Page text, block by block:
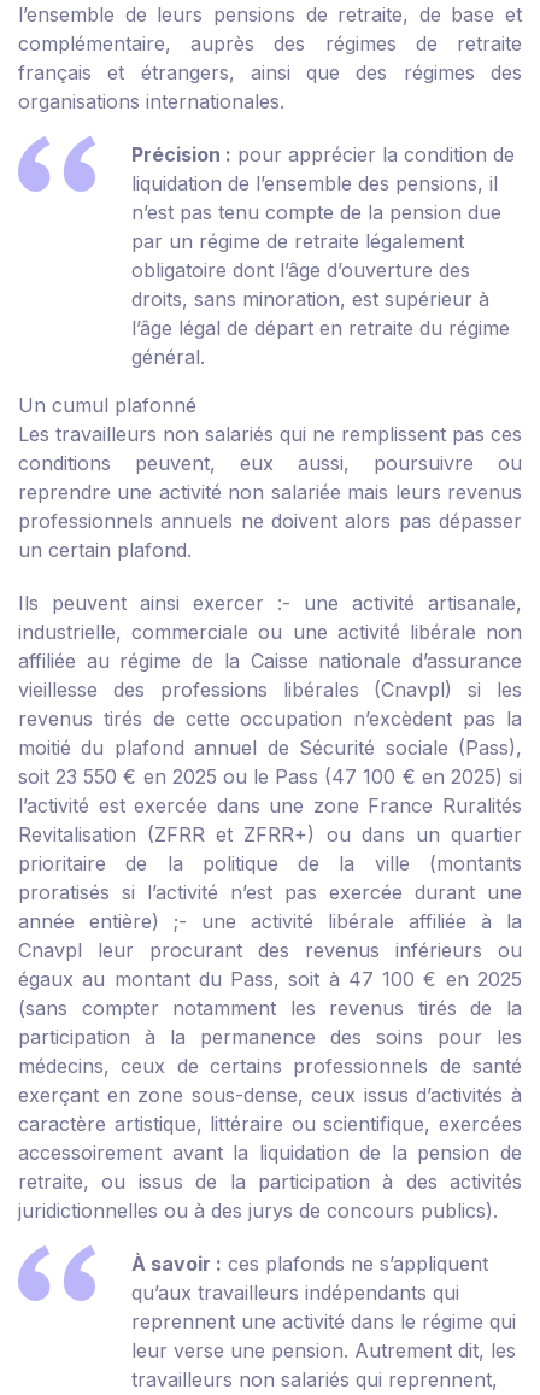
l’ensemble de leurs pensions de retraite, de base et
complémentaire, auprès des régimes de retraite
français et étrangers, ainsi que des régimes des
organisations internationales.
Précision : pour apprécier la condition de
liquidation de l’ensemble des pensions, il
n’est pas tenu compte de la pension due
par un régime de retraite légalement
obligatoire dont l’âge d’ouverture des
droits, sans minoration, est supérieur à
l’âge légal de départ en retraite du régime
général.
Un cumul plafonné
Les travailleurs non salariés qui ne remplissent pas ces
conditions peuvent, eux aussi, poursuivre ou
reprendre une activité non salariée mais leurs revenus
professionnels annuels ne doivent alors pas dépasser
un certain plafond.
Ils peuvent ainsi exercer :- une activité artisanale,
industrielle, commerciale ou une activité libérale non
affiliée au régime de la Caisse nationale d’assurance
vieillesse des professions libérales (Cnavpl) si les
revenus tirés de cette occupation n’excèdent pas la
moitié du plafond annuel de Sécurité sociale (Pass),
soit 23 550 € en 2025 ou le Pass (47 100 € en 2025) si
l’activité est exercée dans une zone France Ruralités
Revitalisation (ZFRR et ZFRR+) ou dans un quartier
prioritaire de la politique de la ville (montants
proratisés si l’activité n’est pas exercée durant une
année entière) ;- une activité libérale affiliée à la
Cnavpl leur procurant des revenus inférieurs ou
égaux au montant du Pass, soit à 47 100 € en 2025
(sans compter notamment les revenus tirés de la
participation à la permanence des soins pour les
médecins, ceux de certains professionnels de santé
exerçant en zone sous-dense, ceux issus d’activités à
caractère artistique, littéraire ou scientifique, exercées
accessoirement avant la liquidation de la pension de
retraite, ou issus de la participation à des activités
juridictionnelles ou à des jurys de concours publics).
À savoir : ces plafonds ne s’appliquent
qu’aux travailleurs indépendants qui
reprennent une activité dans le régime qui
leur verse une pension. Autrement dit, les
travailleurs non salariés qui reprennent,